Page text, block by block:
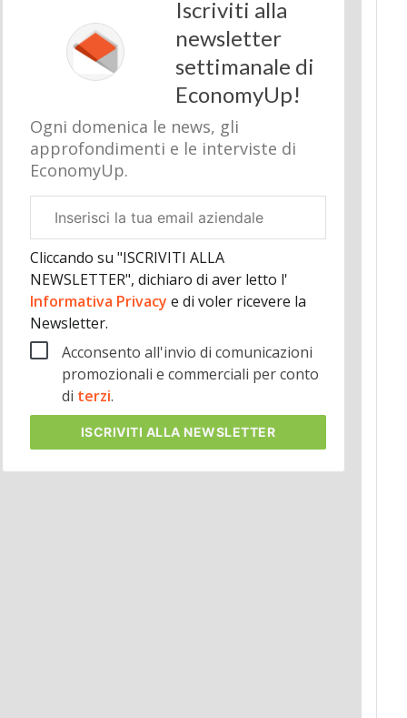
Iscriviti alla
newsletter
settimanale di
EconomyUp!
Ogni domenica le news, gli
approfondimenti e le interviste di
EconomyUp.
aziendale
Cliccando su "ISCRIVITI ALLA
NEWSLETTER", dichiaro di aver letto l'
Informativa Privacy e di voler ricevere la
Newsletter.
Acconsento all'invio di comunicazioni
promozionali e commerciali per conto
di terzi.
ISCRIVITI ALLA NEWSLETTER